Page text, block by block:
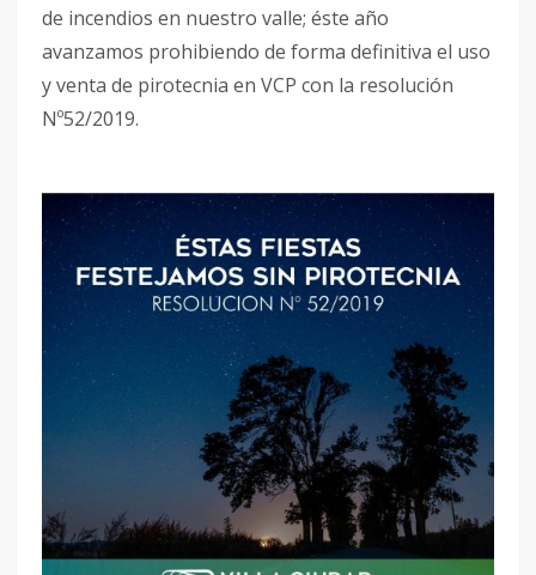
de incendios en nuestro valle; éste año
avanzamos prohibiendo de forma definitiva el uso
y venta de pirotecnia en VCP con la resolución
Nº52/2019.